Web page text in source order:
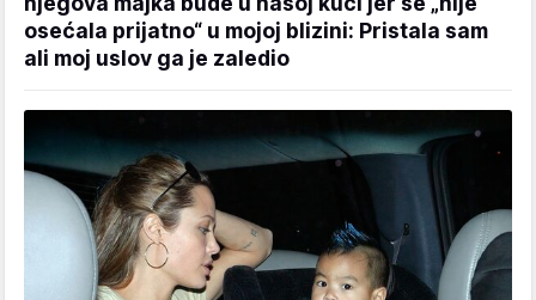
osećala prijatno“ u mojoj blizini: Pristala sam
ali moj uslov ga je zaledio